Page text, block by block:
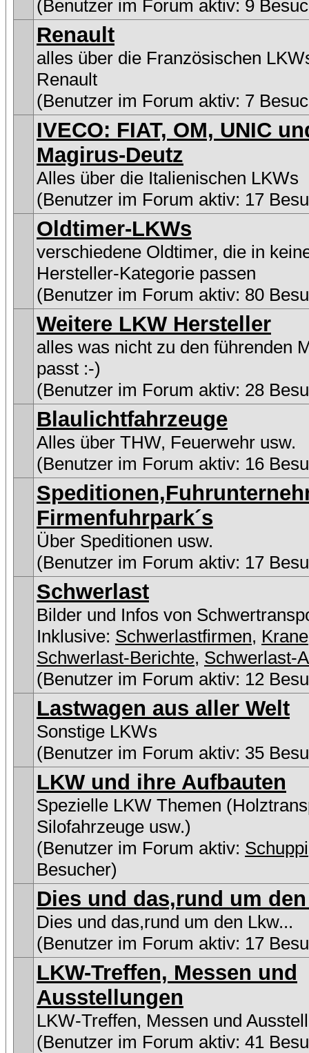
(Benutzer im Forum aktiv: 9
Renault
alles über die Französischen
Renault
(Benutzer im Forum aktiv: 7
IVECO: FIAT, OM, UNIC
Magirus-Deutz
Alles über die Italienischen LKWs
(Benutzer im Forum aktiv: 17
Oldtimer-LKWs
verschiedene Oldtimer, die in
Hersteller-Kategorie passen
(Benutzer im Forum aktiv: 80
Weitere LKW Hersteller
alles was nicht zu den führenden
passt :-)
(Benutzer im Forum aktiv: 28
Blaulichtfahrzeuge
Alles über THW, Feuerwehr usw.
(Benutzer im Forum aktiv: 16
Firmenfuhrpark´s
Über Speditionen usw.
(Benutzer im Forum aktiv: 17
Schwerlast
Bilder und Infos von
Inklusive: Schwerlastfirmen, Krane
Schwerlast-Berichte, Schwerlast-
(Benutzer im Forum aktiv: 12
Lastwagen aus aller Welt
Sonstige LKWs
(Benutzer im Forum aktiv: 35
LKW und ihre Aufbauten
Spezielle LKW Themen
Silofahrzeuge usw.)
(Benutzer im Forum aktiv: Schuppi
Besucher)
Dies und das,rund um
Dies und das,rund um den Lkw...
(Benutzer im Forum aktiv: 17
LKW-Treffen, Messen und
Ausstellungen
LKW-Treffen, Messen und
(Benutzer im Forum aktiv: 41